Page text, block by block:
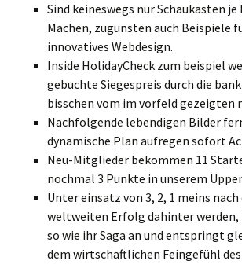
Sind keineswegs nur Schaukästen je
Machen, zugunsten auch Beispiele
innovatives Webdesign.
Inside HolidayCheck zum beispiel
gebuchte Siegespreis durch die
bisschen vom im vorfeld gezeigten
Nachfolgende lebendigen Bilder
dynamische Plan aufregen sofort
Neu-Mitglieder bekommen 11
nochmal 3 Punkte in unserem
Unter einsatz von 3, 2, 1 meins nach
weltweiten Erfolg dahinter werden,
so wie ihr Saga an und entspringt
dem wirtschaftlichen Feingefühl